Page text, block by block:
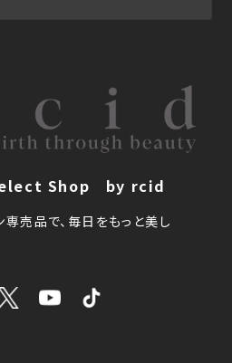
Shop by rcid
売品で、毎日をもっと美し